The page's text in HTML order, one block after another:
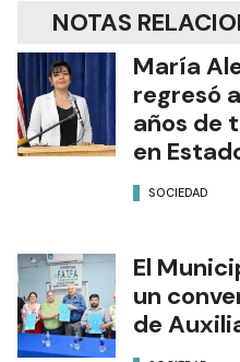
NOTAS
María
regresó
años de
en
SOCIEDAD
El
un
de